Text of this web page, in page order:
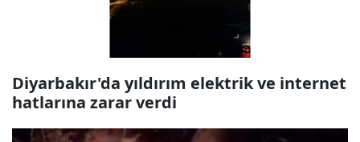
Diyarbakır'da yıldırım elektrik ve internet
hatlarına zarar verdi